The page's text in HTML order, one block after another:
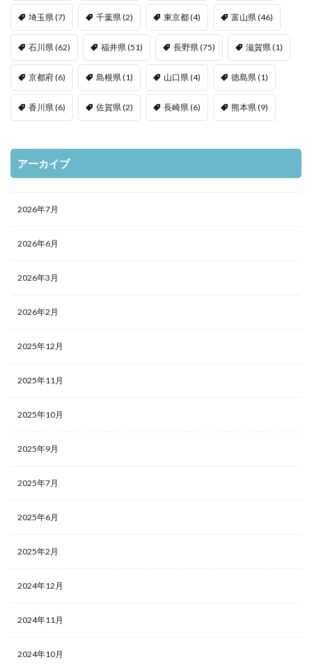
埼玉県 (7) 千葉県 (2) 東京都(4) 富山県 (46)
石川県 (62) 福井県 (51) 長野県 (75) 滋賀県 (1)
京都府(6) 島根県 (1) 山口県 (4) 徳島県 (1)
香川県 (6) 佐賀県 (2) 長崎県 (6) 熊本県 (9)
アーカイブ
2026年7月
2026年6月
2026年3月
2026年2月
2025年12月
2025年11月
2025年10月
2025年9月
2025年7月
2025年6月
2025年2月
2024年12月
2024年11月
2024年10月